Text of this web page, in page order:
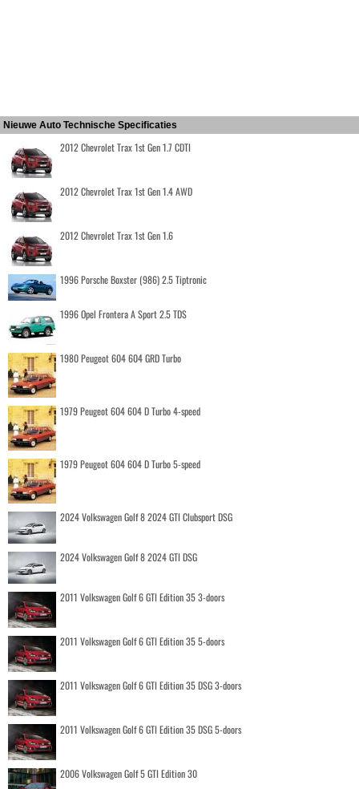
Nieuwe Auto Technische Specificaties
2012 Chevrolet Trax 1st Gen 1.7 CDTI
2012 Chevrolet Trax 1st Gen 1.4 AWD
2012 Chevrolet Trax 1st Gen 1.6
1996 Porsche Boxster (986) 2.5 Tiptronic
1996 Opel Frontera A Sport 2.5 TDS
1980 Peugeot 604 604 GRD Turbo
1979 Peugeot 604 604 D Turbo 4-speed
1979 Peugeot 604 604 D Turbo 5-speed
2024 Volkswagen Golf 8 2024 GTI Clubsport DSG
2024 Volkswagen Golf 8 2024 GTI DSG
2011 Volkswagen Golf 6 GTI Edition 35 3-doors
2011 Volkswagen Golf 6 GTI Edition 35 5-doors
2011 Volkswagen Golf 6 GTI Edition 35 DSG 3-doors
2011 Volkswagen Golf 6 GTI Edition 35 DSG 5-doors
2006 Volkswagen Golf 5 GTI Edition 30